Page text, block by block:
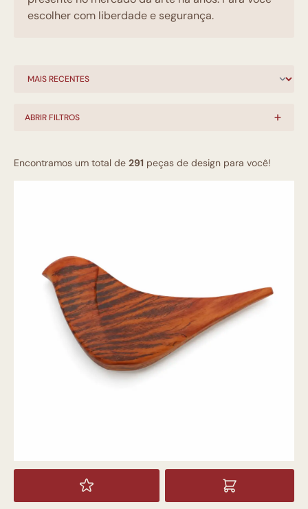
escolher com liberdade e segurança.
ABRIR FILTROS
Encontramos um total de 291 peças de design para você!